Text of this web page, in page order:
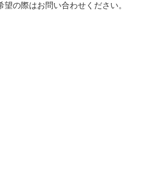
の際はお問い合わせください。​